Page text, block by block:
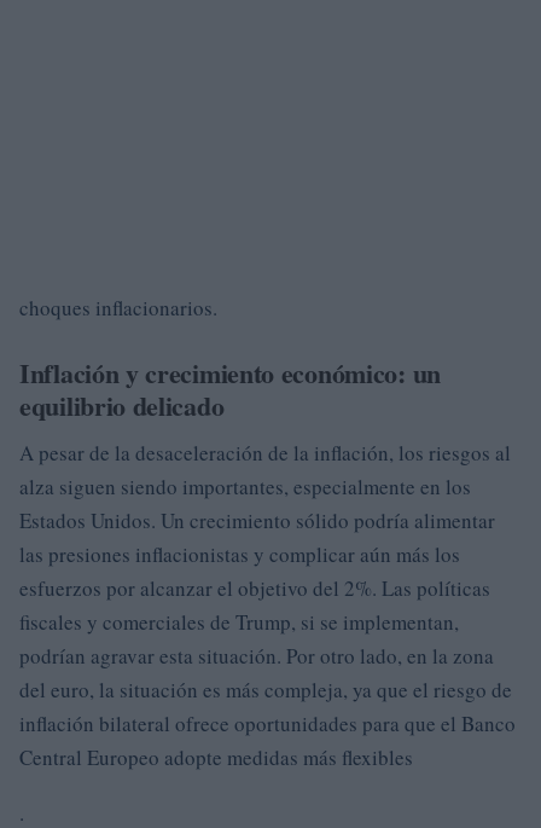
choques inflacionarios.
Inflación y crecimiento económico: un
equilibrio delicado
A pesar de la desaceleración de la inflación, los riesgos al
alza siguen siendo importantes, especialmente en los
Estados Unidos. Un crecimiento sólido podría alimentar
las presiones inflacionistas y complicar aún más los
esfuerzos por alcanzar el objetivo del 2%. Las políticas
fiscales y comerciales de Trump, si se implementan,
podrían agravar esta situación. Por otro lado, en la zona
del euro, la situación es más compleja, ya que el riesgo de
inflación bilateral ofrece oportunidades para que el Banco
Central Europeo adopte medidas más flexibles
.